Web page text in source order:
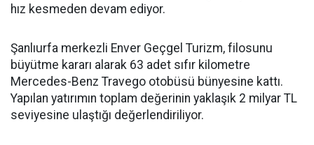
hız kesmeden devam ediyor.
Şanlıurfa merkezli Enver Geçgel Turizm, filosunu
büyütme kararı alarak 63 adet sıfır kilometre
Mercedes-Benz Travego otobüsü bünyesine kattı.
Yapılan yatırımın toplam değerinin yaklaşık 2 milyar TL
seviyesine ulaştığı değerlendiriliyor.